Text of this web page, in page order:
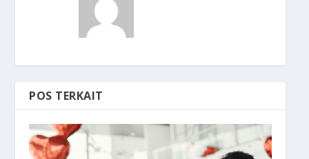
POS TERKAIT